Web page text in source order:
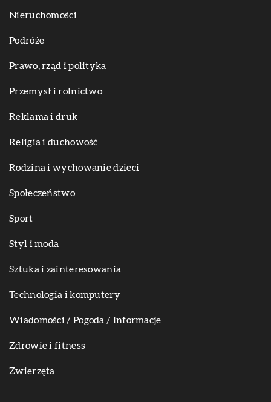
Nieruchomości
Podróże
Prawo, rząd i polityka
Przemysł i rolnictwo
Reklama i druk
Religia i duchowość
Rodzina i wychowanie dzieci
Społeczeństwo
Sport
Styl i moda
Sztuka i zainteresowania
Technologia i komputery
Wiadomości / Pogoda / Informacje
Zdrowie i fitness
Zwierzęta